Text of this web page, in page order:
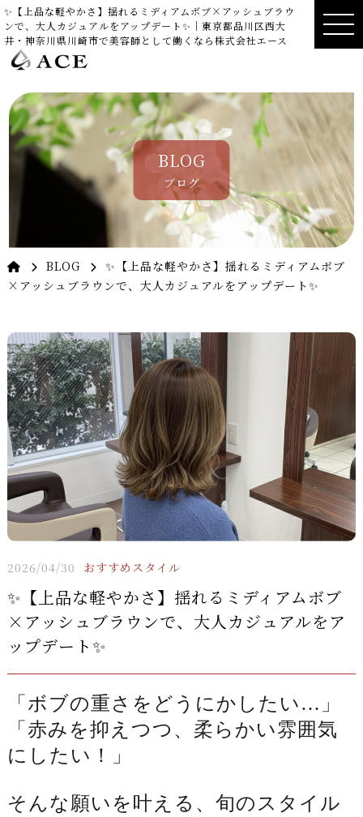
✨【上品な軽やかさ】揺れるミディアムボブ×アッシュブラウ
ンで、大人カジュアルをアップデート✨｜東京都品川区西大
井・神奈川県川崎市で美容師として働くなら株式会社エース
BLOG
ブログ
BLOG
✨【上品な軽やかさ】揺れるミディアムボブ
×アッシュブラウンで、大人カジュアルをアップデート✨
2026/04/30 おすすめスタイル
✨【上品な軽やかさ】揺れるミディアムボブ
×アッシュブラウンで、大人カジュアルをア
ップデート✨
「ボブの重さをどうにかしたい…」
「赤みを抑えつつ、柔らかい雰囲気
にしたい！」
そんな願いを叶える、旬のスタイル